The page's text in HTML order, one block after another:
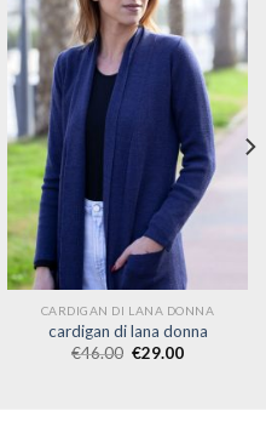
CARDIGAN DI LANA DONNA
cardigan di lana donna
€46.00 €29.00